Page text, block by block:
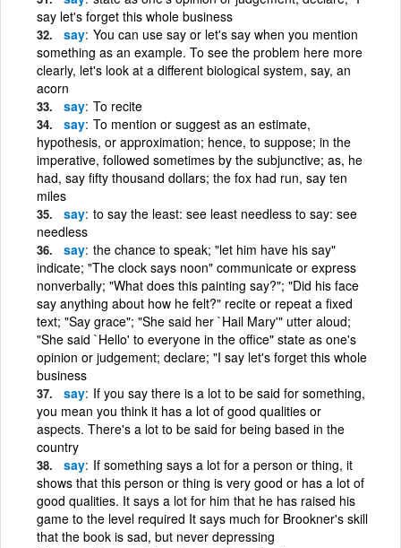
say let's forget this whole business
say You can use say or let's say when you mention
something as an example. To see the problem here more
clearly, let's look at a different biological system, say, an
acorn
say To recite
say To mention or suggest as an estimate,
hypothesis, or approximation; hence, to suppose; in the
imperative, followed sometimes by the subjunctive; as, he
had, say fifty thousand dollars; the fox had run, say ten
miles
say to say the least: see least needless to say: see
needless
say the chance to speak; "let him have his say"
indicate; "The clock says noon" communicate or express
nonverbally; "What does this painting say?"; "Did his face
say anything about how he felt?" recite or repeat a fixed
text; "Say grace"; "She said her `Hail Mary'" utter aloud;
"She said `Hello' to everyone in the office" state as one's
opinion or judgement; declare; "I say let's forget this whole
business
say If you say there is a lot to be said for something,
you mean you think it has a lot of good qualities or
aspects. There's a lot to be said for being based in the
country
say If something says a lot for a person or thing, it
shows that this person or thing is very good or has a lot of
good qualities. It says a lot for him that he has raised his
game to the level required It says much for Brookner's skill
that the book is sad, but never depressing